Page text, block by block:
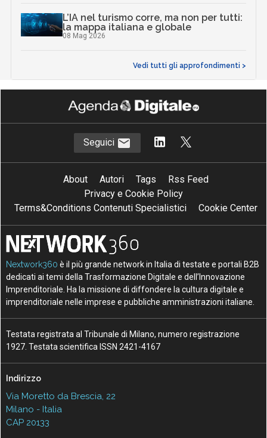
L’IA nel turismo corre, ma non per tutti:
la mappa italiana e globale
08 Mag 2026
Vedi tutti gli approfondimenti >
Seguici
About Autori Tags
Rss Feed
Privacy e Cookie Policy
Terms&Conditions Contenuti Specialistici
Cookie Center
Nextwork360 è il più grande network in Italia di testate e portali B2B
dedicati ai temi della Trasformazione Digitale e dell’Innovazione
Imprenditoriale. Ha la missione di diffondere la cultura digitale e
imprenditoriale nelle imprese e pubbliche amministrazioni italiane.
Testata registrata al Tribunale di Milano, numero registrazione
1927. Testata scientifica ISSN 2421-4167
Indirizzo
Via Moretto da Brescia, 22
Milano - Italia
CAP 20133